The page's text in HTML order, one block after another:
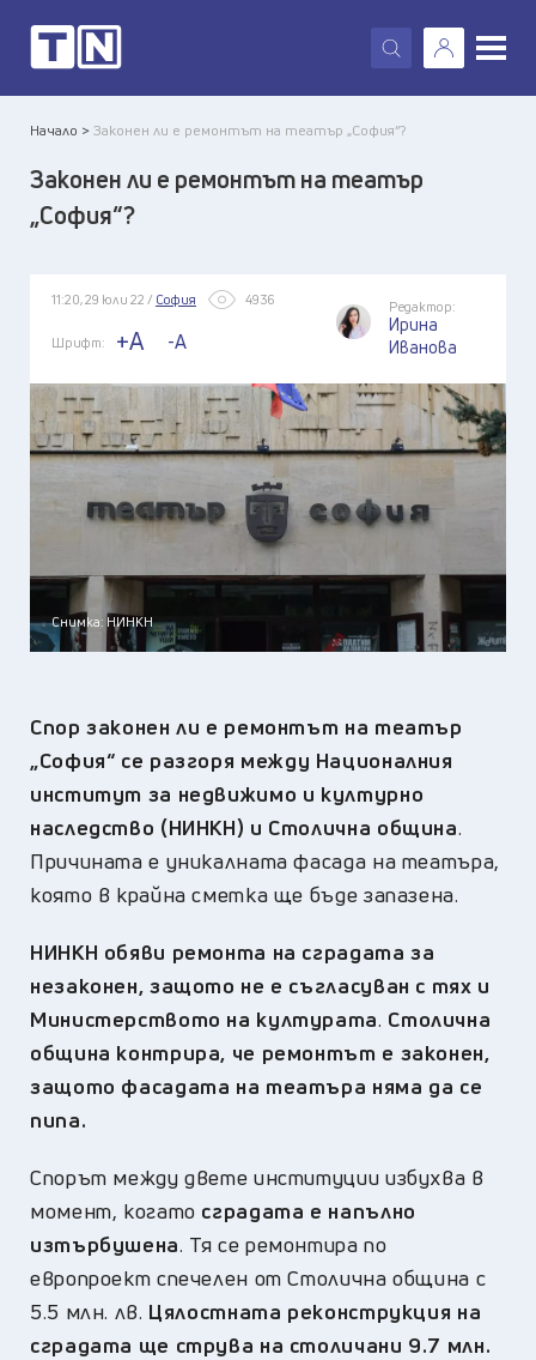
X
Начало >Законен ли е ремонтът на театър „София“?
Законен ли е ремонтът на театър
„София“?
11:20, 29 юли 22 / София 4936
Шрифт: +A -A
Редактор:
Ирина
Иванова
Снимка: НИНКН
Спор законен ли е ремонтът на театър
„София“ се разгоря между Националния
институт за недвижимо и културно
наследство (НИНКН) и Столична община.
Причината е уникалната фасада на театъра,
която в крайна сметка ще бъде запазена.
НИНКН обяви ремонта на сградата за
незаконен, защото не е съгласуван с тях и
Министерството на културата. Столична
община контрира, че ремонтът е законен,
защото фасадата на театъра няма да се
пипа.
Спорът между двете институции избухва в
момент, когато сградата е напълно
изтърбушена. Тя се ремонтира по
европроект спечелен от Столична община с
5.5 млн. лв. Цялостната реконструкция на
сградата ще струва на столичани 9.7 млн.